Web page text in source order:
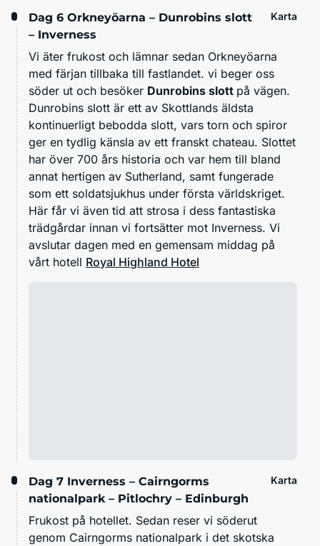
Dag 6 Orkneyöarna – Dunrobins slott
– Inverness
Karta
Vi äter frukost och lämnar sedan Orkneyöarna
med färjan tillbaka till fastlandet. vi beger oss
söder ut och besöker Dunrobins slott på vägen.
Dunrobins slott är ett av Skottlands äldsta
kontinuerligt bebodda slott, vars torn och spiror
ger en tydlig känsla av ett franskt chateau. Slottet
har över 700 års historia och var hem till bland
annat hertigen av Sutherland, samt fungerade
som ett soldatsjukhus under första världskriget.
Här får vi även tid att strosa i dess fantastiska
trädgårdar innan vi fortsätter mot Inverness. Vi
avslutar dagen med en gemensam middag på
vårt hotell Royal Highland Hotel
Dag 7 Inverness – Cairngorms
nationalpark – Pitlochry – Edinburgh
Karta
Frukost på hotellet. Sedan reser vi söderut
genom Cairngorms nationalpark i det skotska